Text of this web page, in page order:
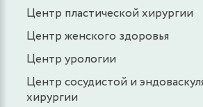
Центр пластической хирургии
Центр женского здоровья
Центр урологии
Центр сосудистой и
хирургии